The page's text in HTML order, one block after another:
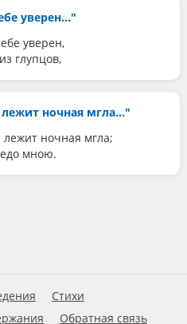
уверен..."
уверен,
глупцов,
ночная мгла..."
лежит ночная мгла;
мною.
Стихи
Обратная связь